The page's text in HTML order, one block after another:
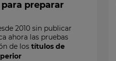
preparar
2010 sin publicar
ahora las pruebas
de los títulos de